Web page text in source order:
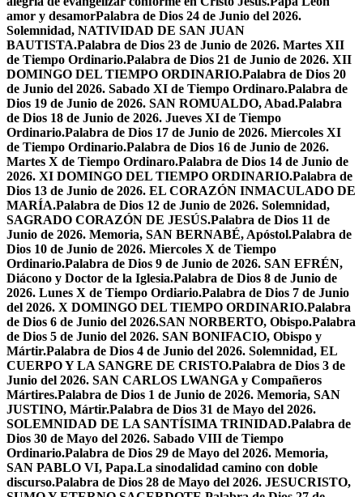
amor y desamorPalabra de Dios 24 de Junio del 2026.
Solemnidad, NATIVIDAD DE SAN JUAN
BAUTISTA.Palabra de Dios 23 de Junio de 2026. Martes XII
de Tiempo Ordinario.Palabra de Dios 21 de Junio de 2026. XII
DOMINGO DEL TIEMPO ORDINARIO.Palabra de Dios 20
de Junio del 2026. Sabado XI de Tiempo Ordinaro.Palabra de
Dios 19 de Junio de 2026. SAN ROMUALDO, Abad.Palabra
de Dios 18 de Junio de 2026. Jueves XI de Tiempo
Ordinario.Palabra de Dios 17 de Junio de 2026. Miercoles XI
de Tiempo Ordinario.Palabra de Dios 16 de Junio de 2026.
Martes X de Tiempo Ordinaro.Palabra de Dios 14 de Junio de
2026. XI DOMINGO DEL TIEMPO ORDINARIO.Palabra de
Dios 13 de Junio de 2026. EL CORAZÓN INMACULADO DE
MARÍA.Palabra de Dios 12 de Junio de 2026. Solemnidad,
SAGRADO CORAZÓN DE JESÚS.Palabra de Dios 11 de
Junio de 2026. Memoria, SAN BERNABÉ, Apóstol.Palabra de
Dios 10 de Junio de 2026. Miercoles X de Tiempo
Ordinario.Palabra de Dios 9 de Junio de 2026. SAN EFRÉN,
Diácono y Doctor de la Iglesia.Palabra de Dios 8 de Junio de
2026. Lunes X de Tiempo Ordiario.Palabra de Dios 7 de Junio
del 2026. X DOMINGO DEL TIEMPO ORDINARIO.Palabra
de Dios 6 de Junio del 2026.SAN NORBERTO, Obispo.Palabra
de Dios 5 de Junio del 2026. SAN BONIFACIO, Obispo y
Mártir.Palabra de Dios 4 de Junio del 2026. Solemnidad, EL
CUERPO Y LA SANGRE DE CRISTO.Palabra de Dios 3 de
Junio del 2026. SAN CARLOS LWANGA y Compañeros
Mártires.Palabra de Dios 1 de Junio de 2026. Memoria, SAN
JUSTINO, Mártir.Palabra de Dios 31 de Mayo del 2026.
SOLEMNIDAD DE LA SANTÍSIMA TRINIDAD.Palabra de
Dios 30 de Mayo del 2026. Sabado VIII de Tiempo
Ordinario.Palabra de Dios 29 de Mayo del 2026. Memoria,
SAN PABLO VI, Papa.La sinodalidad camino con doble
discurso.Palabra de Dios 28 de Mayo del 2026. JESUCRISTO,